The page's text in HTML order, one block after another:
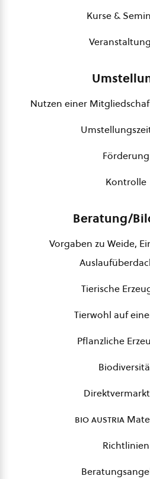
Kurse &
Nutzen einer
Förderung
Kontrolle
Beratung/
Vorgaben zu Weide,
Tierische
Tierwohl auf
Pflanzliche
bio austria
Richtlinien